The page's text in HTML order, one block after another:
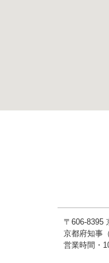
〒606-8395
京都府知事
営業時間・